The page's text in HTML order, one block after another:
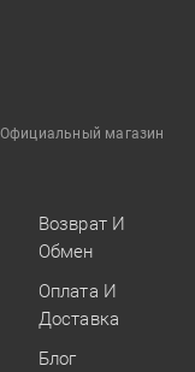
магазин
Возврат И
Обмен
Оплата И
Доставка
Блог